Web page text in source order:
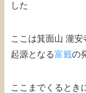
した
ここは箕面山 瀧
起源となる富籤の
ここまでくるとき